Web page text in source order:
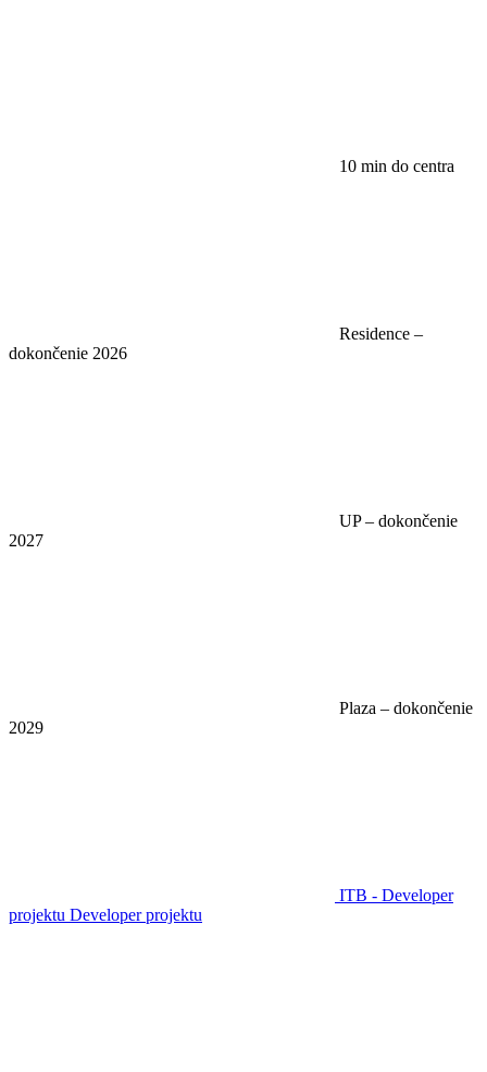
10 min do centra
Residence –
dokončenie 2026
UP – dokončenie
2027
Plaza – dokončenie
2029
ITB - Developer
projektu Developer projektu